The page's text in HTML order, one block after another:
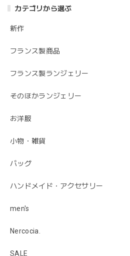
カテゴリから選ぶ
新作
フランス製商品
フランス製ランジェリー
そのほかランジェリー
お洋服
小物・雑貨
バッグ
ハンドメイド・アクセサリー
men's
Nercocia.
SALE
2020/05/07
バルーンスリーブ
ルーグレーが素敵。
す😊 キレイなブルーです
す。